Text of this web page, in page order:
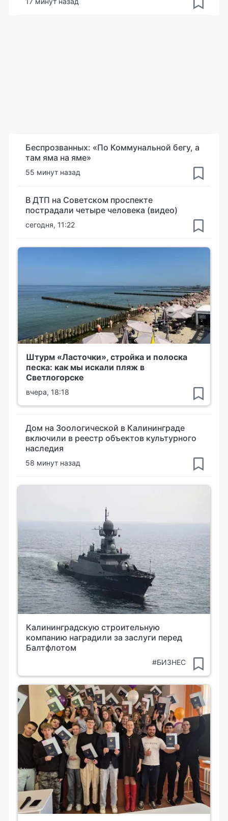
Беспрозванных: «По Коммунальной бегу, а
там яма на яме»
55 минут назад
В ДТП на Советском проспекте
пострадали четыре человека (видео)
сегодня, 11:22
Штурм «Ласточки», стройка и полоска
песка: как мы искали пляж в
Светлогорске
вчера, 18:18
Дом на Зоологической в Калининграде
включили в реестр объектов культурного
наследия
58 минут назад
Калининградскую строительную
компанию наградили за заслуги перед
Балтфлотом
#БИЗНЕС